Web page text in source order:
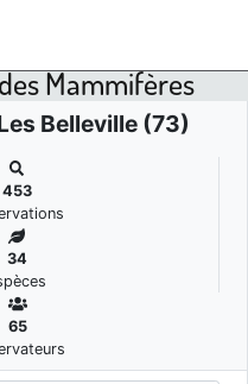
Mammifères
Belleville (73)
453
34
65